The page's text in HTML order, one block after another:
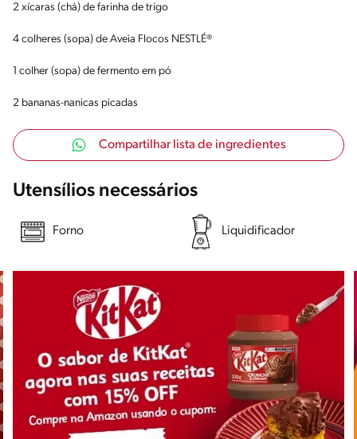
2 xícaras (chá) de farinha de trigo
4 colheres (sopa) de Aveia Flocos NESTLÉ®
1 colher (sopa) de fermento em pó
2 bananas-nanicas picadas
Compartilhar lista de ingredientes
Utensílios necessários
Forno Liquidificador